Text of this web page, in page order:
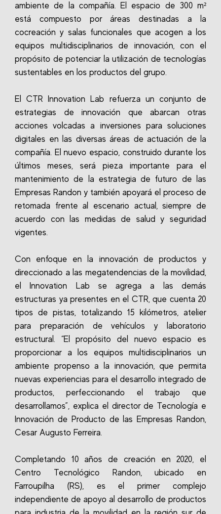
ambiente de la compañía. El espacio de 300 m²
está compuesto por áreas destinadas a la
cocreación y salas funcionales que acogen a los
equipos multidisciplinarios de innovación, con el
propósito de potenciar la utilización de tecnologías
sustentables en los productos del grupo.
El CTR Innovation Lab refuerza un conjunto de
estrategias de innovación que abarcan otras
acciones volcadas a inversiones para soluciones
digitales en las diversas áreas de actuación de la
compañía. El nuevo espacio, construido durante los
últimos meses, será pieza importante para el
mantenimiento de la estrategia de futuro de las
Empresas Randon y también apoyará el proceso de
retomada frente al escenario actual, siempre de
acuerdo con las medidas de salud y seguridad
vigentes.
Con enfoque en la innovación de productos y
direccionado a las megatendencias de la movilidad,
el Innovation Lab se agrega a las demás
estructuras ya presentes en el CTR, que cuenta 20
tipos de pistas, totalizando 15 kilómetros, atelier
para preparación de vehículos y laboratorio
estructural. “El propósito del nuevo espacio es
proporcionar a los equipos multidisciplinarios un
ambiente propenso a la innovación, que permita
nuevas experiencias para el desarrollo integrado de
productos, perfeccionando el trabajo que
desarrollamos”, explica el director de Tecnología e
Innovación de Producto de las Empresas Randon,
Cesar Augusto Ferreira.
Completando 10 años de creación en 2020, el
Centro Tecnológico Randon, ubicado en
Farroupilha (RS), es el primer complejo
independiente de apoyo al desarrollo de productos